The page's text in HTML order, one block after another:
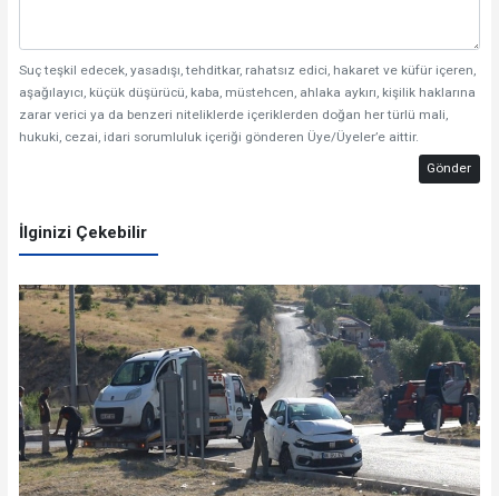
Suç teşkil edecek, yasadışı, tehditkar, rahatsız edici, hakaret ve küfür içeren,
aşağılayıcı, küçük düşürücü, kaba, müstehcen, ahlaka aykırı, kişilik haklarına
zarar verici ya da benzeri niteliklerde içeriklerden doğan her türlü mali,
hukuki, cezai, idari sorumluluk içeriği gönderen Üye/Üyeler’e aittir.
Gönder
İlginizi Çekebilir